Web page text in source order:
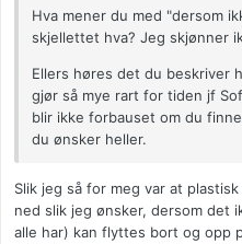
Hva mener du med "dersom
skjellettet hva? Jeg skjønner
Ellers høres det du beskriver
gjør så mye rart for tiden jf
blir ikke forbauset om du
du ønsker heller.
Slik jeg så for meg var at
ned slik jeg ønsker, dersom det
alle har) kan flyttes bort og opp